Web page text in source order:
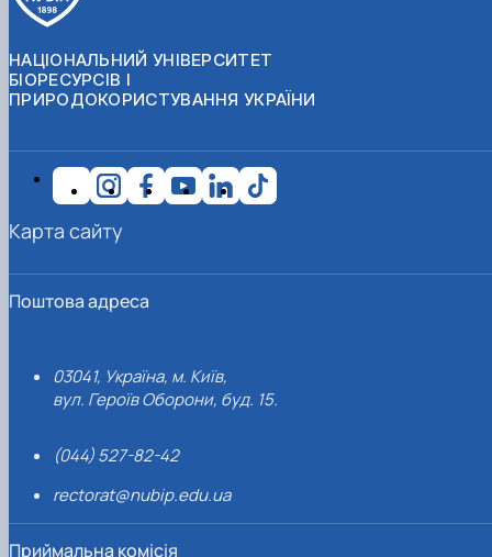
НАЦІОНАЛЬНИЙ УНІВЕРСИТЕТ
БІОРЕСУРСІВ І
ПРИРОДОКОРИСТУВАННЯ УКРАЇНИ
Поштова адреса
03041, Україна, м. Київ,
вул. Героїв Оборони, буд. 15.
(044) 527-82-42
rectorat@nubip.edu.ua
Приймальна комісія
Карта сайту